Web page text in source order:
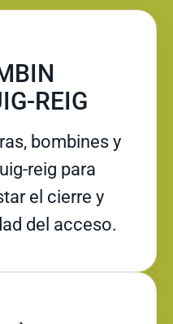
REIG
bombines y
reig para
el cierre y
del acceso.